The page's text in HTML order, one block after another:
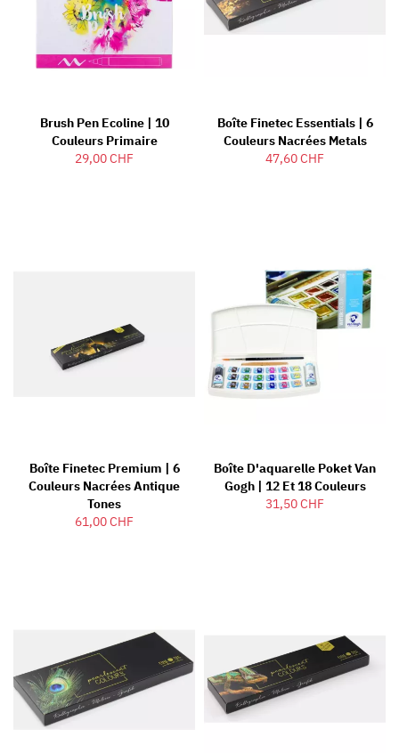
Brush Pen Ecoline | 10
Couleurs Primaire
29,00 CHF
Boîte Finetec Essentials | 6
Couleurs Nacrées Metals
47,60 CHF
Boîte Finetec Premium | 6
Couleurs Nacrées Antique
Tones
61,00 CHF
Boîte D'aquarelle Poket Van
Gogh | 12 Et 18 Couleurs
31,50 CHF